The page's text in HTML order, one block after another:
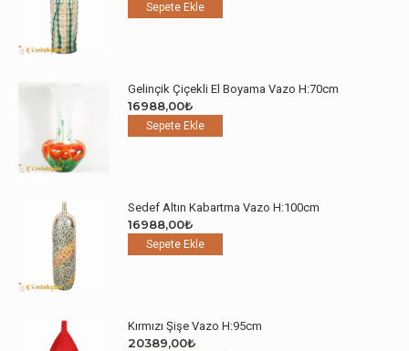
Sepete Ekle
Gelinçik Çiçekli El Boyama Vazo H:70cm
16988,00₺
Sepete Ekle
Sedef Altın Kabartma Vazo H:100cm
16988,00₺
Sepete Ekle
Kırmızı Şişe Vazo H:95cm
20389,00₺